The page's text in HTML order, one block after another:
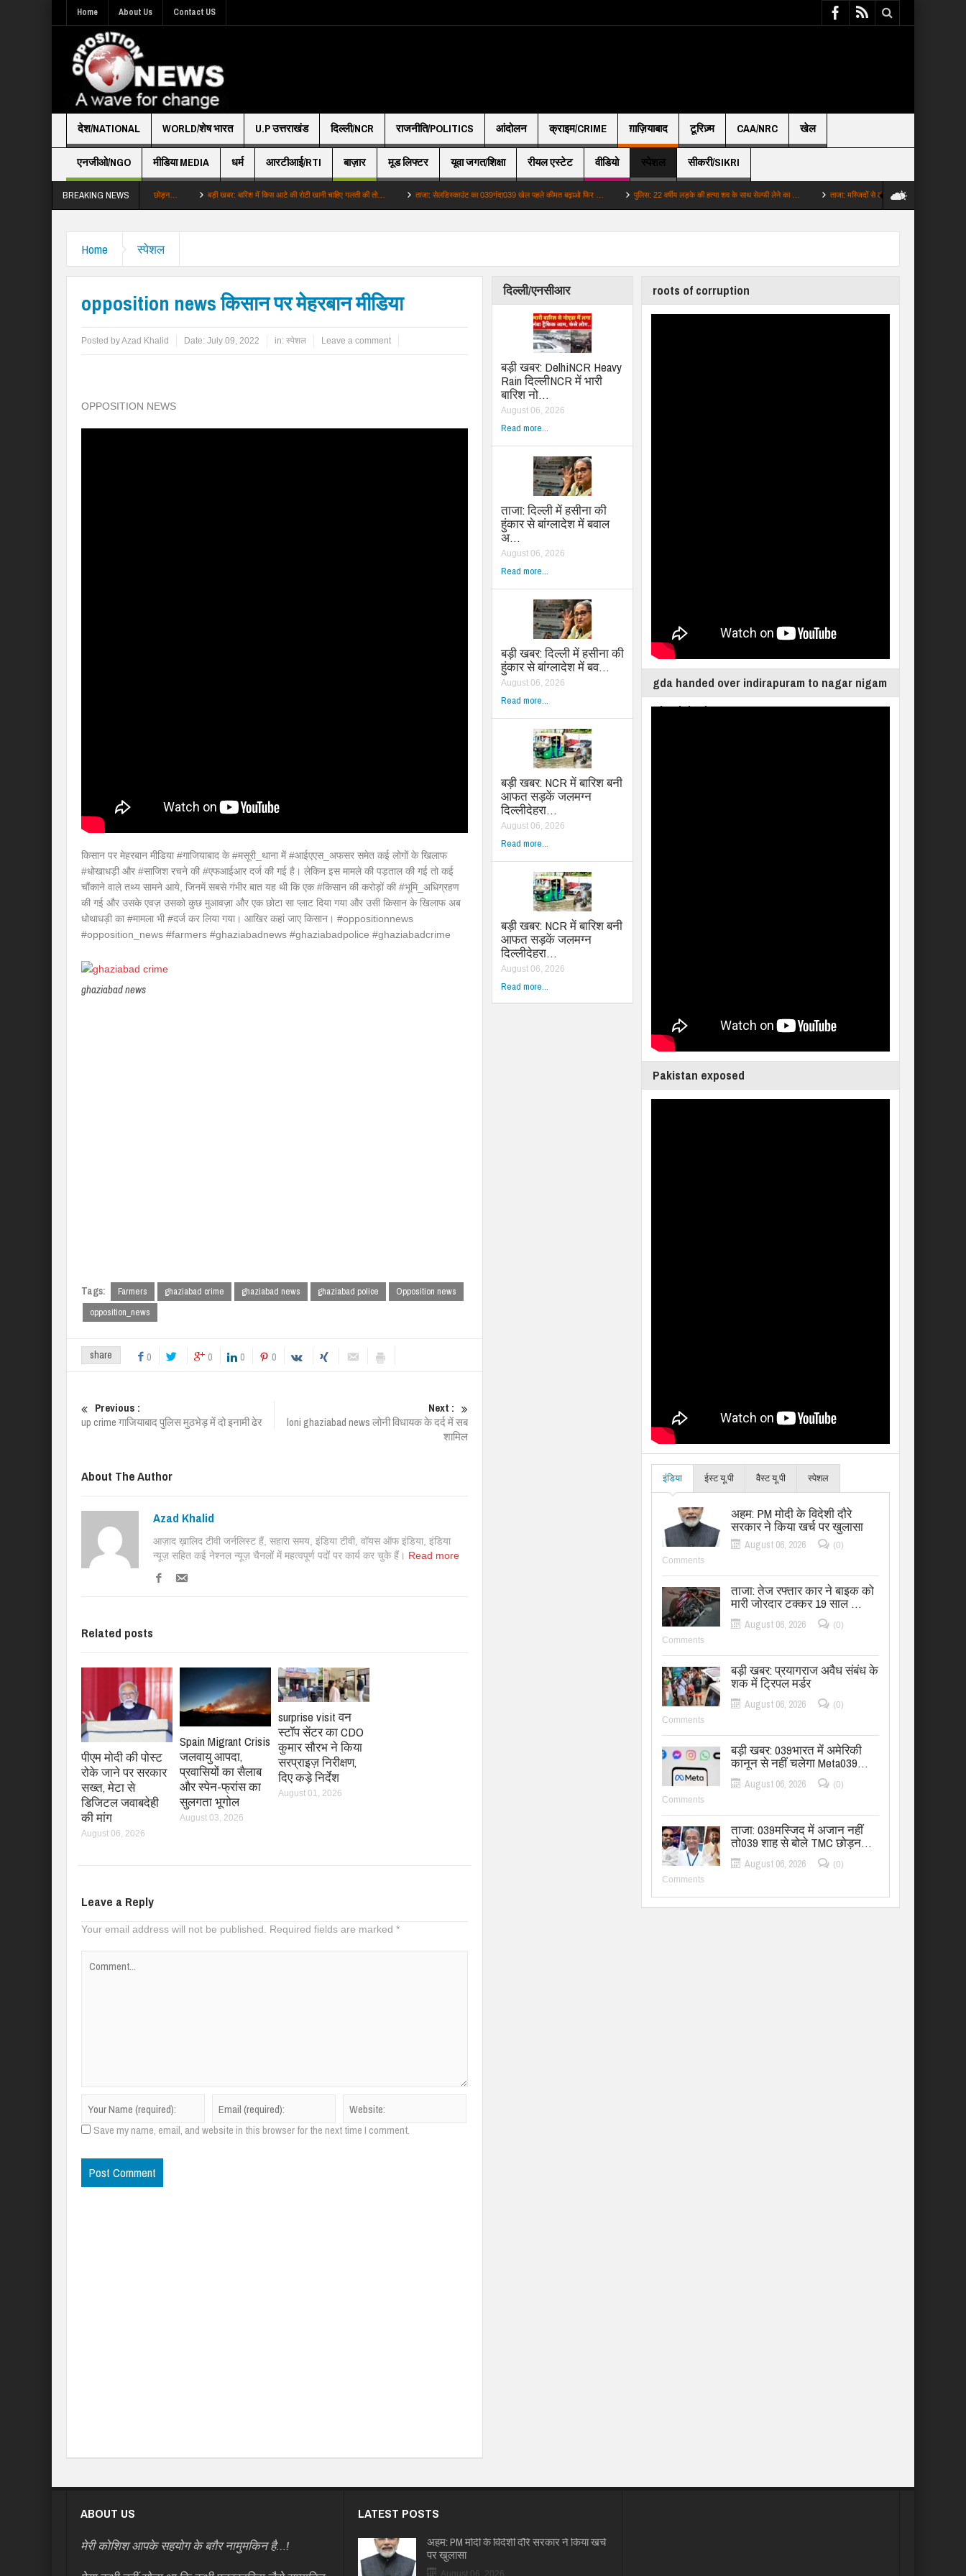
Home About Us Contact US
देश/NATIONAL WORLD/शेष भारत U.P उत्तराखंड दिल्ली/NCR राजनीति/POLITICS आंदोलन क्राइम/CRIME ग़ाज़ियाबाद टूरिज़्म CAA/NRC खेल
एनजीओ/NGO मीडिया MEDIA धर्म आरटीआई/RTI बाज़ार मूड लिफ्टर यूवा जगत/शिक्षा रीयल एस्टेट वीडियो स्पेशल सीकरी/SIKRI
BREAKING NEWS
में अजान नहीं तो039 शाह से बोले TMC छोड़न… बड़ी खबर: बारिश में किस आटे की रोटी खानी चाहिए गलती की तो… ताजा: सेलडिस्काउंट का 039गंदा039 खेल पहले कीमत बढ़ाओ फिर … पुलिस: 22 वर्षीय लड़के की हत्या शव के साथ सेल्फी लेने का … ताजा: मस्जिदों से लाउडस्पीकर हटाने पर बढ़ा विवाद CM शुभें…
Home स्पेशल
opposition news किसान पर मेहरबान मीडिया
Posted byAzad Khalid Date: July 09, 2022 in: स्पेशल Leave a comment
OPPOSITION NEWS
किसान पर मेहरबान मीडिया #गाजियाबाद के #मसूरी_थाना में #आईएएस_अफसर समेत कई लोगों के खिलाफ
#धोखाधड़ी और #साजिश रचने की #एफआईआर दर्ज की गई है। लेकिन इस मामले की पड़ताल की गई तो कई
चौंकाने वाले तथ्य सामने आये, जिनमें सबसे गंभीर बात यह थी कि एक #किसान की करोड़ों की #भूमि_अधिग्रहण
की गई और उसके एवज़ उसको कुछ मुआवज़ा और एक छोटा सा प्लाट दिया गया और उसी किसान के खिलाफ अब
धोथाधड़ी का #मामला भी #दर्ज कर लिया गया। आखिर कहां जाए किसान। #oppositionnews
#opposition_news #farmers #ghaziabadnews #ghaziabadpolice #ghaziabadcrime
ghaziabad news
Tags: Farmers ghaziabad crime ghaziabad news ghaziabad police
Opposition news
opposition_news
share 0 0 0 0
Previous :
up crime गाजियाबाद पुलिस मुठभेड़ में दो इनामी ढेर
Next :
loni ghaziabad news लोनी विधायक के दर्द में सब
शामिल
About The Author
Azad Khalid
आज़ाद ख़ालिद टीवी जर्नलिस्ट हैं, सहारा समय, इंडिया टीवी, वॉयस ऑफ इंडिया, इंडिया
न्यूज़ सहित कई नेश्नल न्यूज़ चैनलों में महत्वपूर्ण पदों पर कार्य कर चुके हैं। Read more
Related posts
पीएम मोदी की पोस्ट
रोके जाने पर सरकार
सख्त, मेटा से
डिजिटल जवाबदेही
की मांग
August 06, 2026
Spain Migrant Crisis
जलवायु आपदा,
प्रवासियों का सैलाब
और स्पेन-फ्रांस का
सुलगता भूगोल
August 03, 2026
surprise visit वन
स्टॉप सेंटर का CDO
कुमार सौरभ ने किया
सरप्राइज़ निरीक्षण,
दिए कड़े निर्देश
August 01, 2026
Leave a Reply
Your email address will not be published. Required fields are marked *
Save my name, email, and website in this browser for the next time I comment.
दिल्ली/एनसीआर
बड़ी खबर: DelhiNCR Heavy
Rain दिल्लीNCR में भारी
बारिश नो…
August 06, 2026
Read more...
ताजा: दिल्ली में हसीना की
हुंकार से बांग्लादेश में बवाल
अ…
August 06, 2026
Read more...
बड़ी खबर: दिल्ली में हसीना की
हुंकार से बांग्लादेश में बव…
August 06, 2026
Read more...
बड़ी खबर: NCR में बारिश बनी
आफत सड़कें जलमग्न
दिल्लीदेहरा…
August 06, 2026
Read more...
बड़ी खबर: NCR में बारिश बनी
आफत सड़कें जलमग्न
दिल्लीदेहरा…
August 06, 2026
Read more...
roots of corruption
gda handed over indirapuram to nagar nigam
ghaziabad
Pakistan exposed
इंडिया ईस्ट यू.पी वैस्ट यू.पी स्पेशल
अहम: PM मोदी के विदेशी दौरे
सरकार ने किया खर्च पर खुलासा
August 06, 2026
(0)
Comments
ताजा: तेज रफ्तार कार ने बाइक को
मारी जोरदार टक्कर 19 साल …
August 06, 2026
(0)
Comments
बड़ी खबर: प्रयागराज अवैध संबंध के
शक में ट्रिपल मर्डर
August 06, 2026
(0)
Comments
बड़ी खबर: 039भारत में अमेरिकी
कानून से नहीं चलेगा Meta039…
August 06, 2026
(0)
Comments
ताजा: 039मस्जिद में अजान नहीं
तो039 शाह से बोले TMC छोड़न…
August 06, 2026
(0)
Comments
ABOUT US
मेरी कोशिश आपके सहयोग के बग़ैर नामुमकिन है…!
LATEST POSTS
अहम: PM मोदी के विदेशी दौरे सरकार ने किया खर्च
पर खुलासा